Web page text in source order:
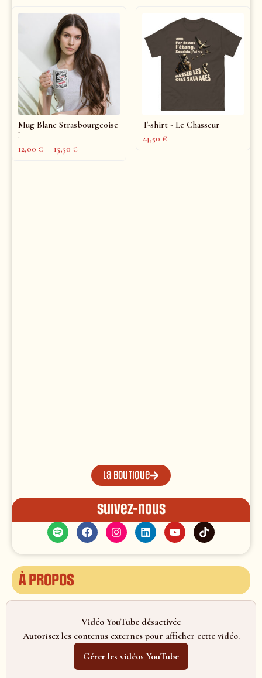
Mug Blanc Strasbourgeoise
!
12,00 € – 15,50 €
T-shirt - Le Chasseur
24,50 €
La boutique
Suivez-nous
À propos
Vidéo YouTube désactivée
Autorisez les contenus externes pour afficher cette vidéo.
Gérer les vidéos YouTube